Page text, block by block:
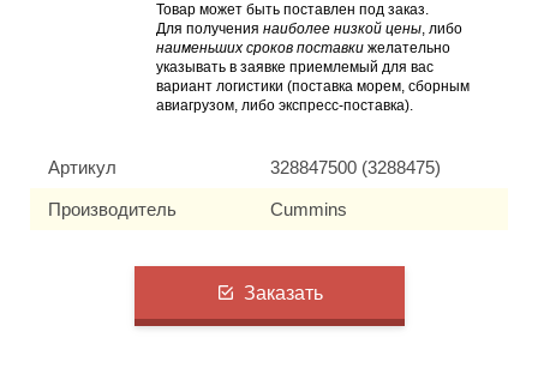
Товар может быть поставлен под заказ.
Для получения наиболее низкой цены, либо
наименьших сроков поставки желательно
указывать в заявке приемлемый для вас
вариант логистики (поставка морем, сборным
авиагрузом, либо экспресс-поставка).
Артикул 328847500 (3288475)
Производитель Cummins
Заказать